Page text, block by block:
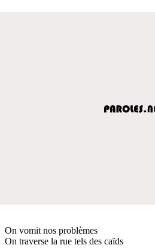
On vomit nos problèmes
On traverse la rue tels des caïds